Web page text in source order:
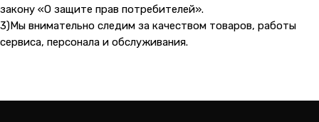
закону «О защите прав потребителей».
3)Мы внимательно следим за качеством товаров, работы
сервиса, персонала и обслуживания.